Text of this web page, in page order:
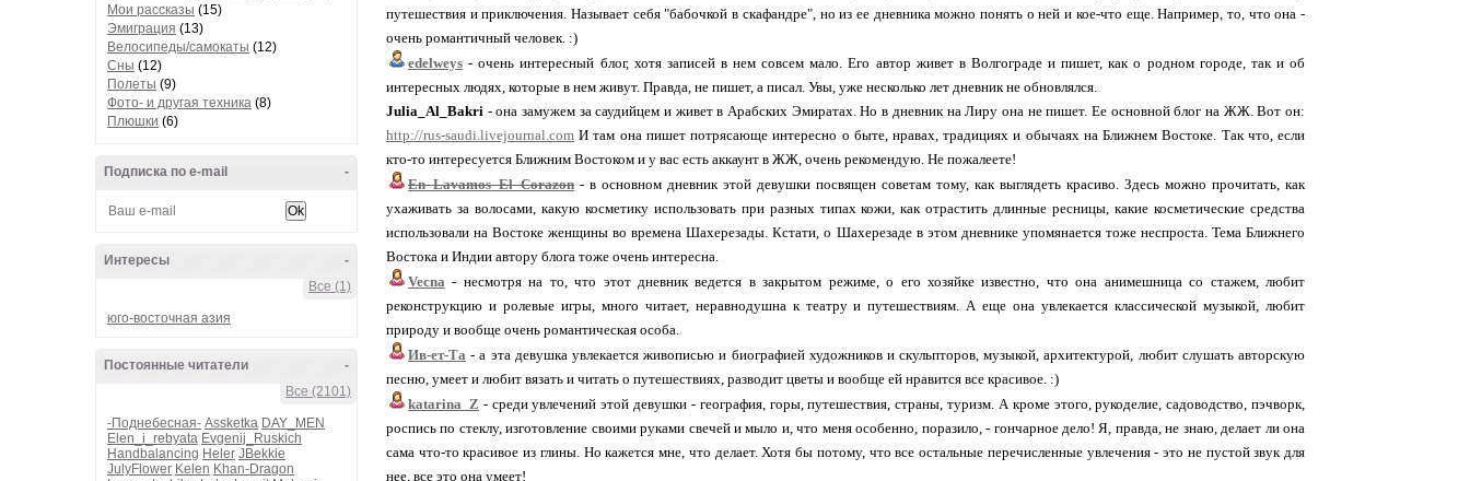
Мои рассказы (15)
Эмиграция (13)
Велосипеды/самокаты (12)
Сны (12)
Полеты (9)
Фото- и другая техника (8)
Плюшки (6)
-
Подписка по e-mail
-
Интересы
Все (1)
юго-восточная азия
-
Постоянные читатели
Все (2101)
-Поднебесная- Assketka DAY_MEN
Elen_i_rebyata Evgenij_Ruskich
Handbalancing Heler JBekkie
JulyFlower Kelen Khan-Dragon
путешествия и приключения. Называет себя "бабочкой в скафандре", но из ее дневника можно понять о ней и кое-что еще. Например, то, что она -
очень романтичный человек. :)
edelweys - очень интересный блог, хотя записей в нем совсем мало. Его автор живет в Волгограде и пишет, как о родном городе, так и об
интересных людях, которые в нем живут. Правда, не пишет, а писал. Увы, уже несколько лет дневник не обновлялся.
Julia_Al_Bakri - она замужем за саудийцем и живет в Арабских Эмиратах. Но в дневник на Лиру она не пишет. Ее основной блог на ЖЖ. Вот он:
http://rus-saudi.livejournal.com И там она пишет потрясающе интересно о быте, нравах, традициях и обычаях на Ближнем Востоке. Так что, если
кто-то интересуется Ближним Востоком и у вас есть аккаунт в ЖЖ, очень рекомендую. Не пожалеете!
En_Lavamos_El_Corazon - в основном дневник этой девушки посвящен советам тому, как выглядеть красиво. Здесь можно прочитать, как
ухаживать за волосами, какую косметику использовать при разных типах кожи, как отрастить длинные ресницы, какие косметические средства
использовали на Востоке женщины во времена Шахерезады. Кстати, о Шахерезаде в этом дневнике упомянается тоже неспроста. Тема Ближнего
Востока и Индии автору блога тоже очень интересна.
Vecna - несмотря на то, что этот дневник ведется в закрытом режиме, о его хозяйке известно, что она анимешница со стажем, любит
реконструкцию и ролевые игры, много читает, неравнодушна к театру и путешествиям. А еще она увлекается классической музыкой, любит
природу и вообще очень романтическая особа.
Ив-ет-Та - а эта девушка увлекается живописью и биографией художников и скульпторов, музыкой, архитектурой, любит слушать авторскую
песню, умеет и любит вязать и читать о путешествиях, разводит цветы и вообще ей нравится все красивое. :)
katarina_Z - среди увлечений этой девушки - география, горы, путешествия, страны, туризм. А кроме этого, рукоделие, садоводство, пэчворк,
роспись по стеклу, изготовление своими руками свечей и мыло и, что меня особенно, поразило, - гончарное дело! Я, правда, не знаю, делает ли она
сама что-то красивое из глины. Но кажется мне, что делает. Хотя бы потому, что все остальные перечисленные увлечения - это не пустой звук для
нее, все это она умеет!